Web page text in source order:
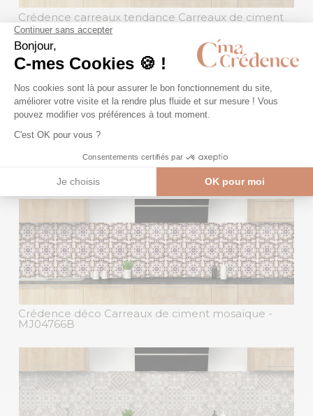
Crédence carreaux tendance Carreaux de ciment
mosaïque vert - MJ04766D
Crédence décor carreaux Carreaux de ciment
mosaïque bleu
Crédence déco Carreaux de ciment mosaïque -
MJ04766B